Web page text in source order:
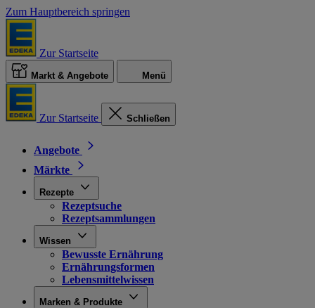
Zum Hauptbereich springen
Zur Startseite
Markt & Angebote Menü
Zur Startseite Schließen
Angebote
Märkte
Rezepte
Rezeptsuche
Rezeptsammlungen
Wissen
Bewusste Ernährung
Ernährungsformen
Lebensmittelwissen
Marken & Produkte